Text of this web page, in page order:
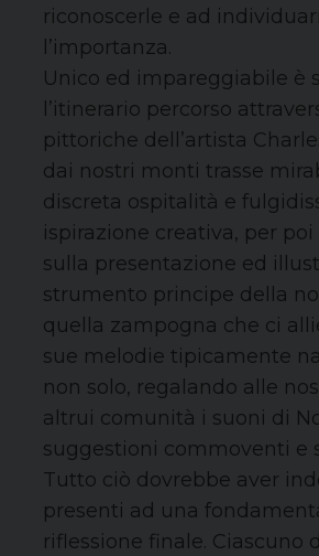
riconoscerle e ad
l’importanza.
Unico ed impareggiabile è
l’itinerario percorso
pittoriche dell’artista
dai nostri monti trasse
discreta ospitalità e
ispirazione creativa, per
sulla presentazione ed
strumento principe della
quella zampogna che ci
sue melodie tipicamente
non solo, regalando alle
altrui comunità i suoni di
suggestioni commoventi e
Tutto ciò dovrebbe aver
presenti ad una
riflessione finale. Ciascuno